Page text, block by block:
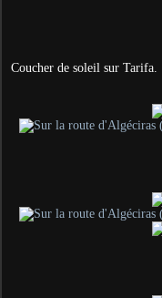
Coucher de soleil sur Tarifa.